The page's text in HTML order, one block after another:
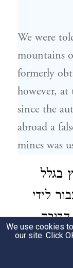
We were
mountains
formerly
however, at
since the
abroad a
mines was
בגלל
לידי
הדיבה
את
We use cookies
our site. Click